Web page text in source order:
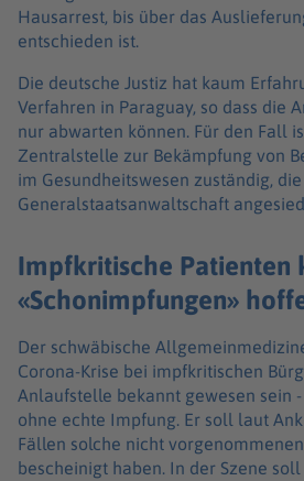
Hausarrest, bis über das
entschieden ist.
Die deutsche Justiz hat kaum
Verfahren in Paraguay, so dass die
nur abwarten können. Für den Fall
Zentralstelle zur Bekämpfung von
im Gesundheitswesen zuständig,
Generalstaatsanwaltschaft
Impfkritische Patienten
«Schonimpfungen»
Der schwäbische
Corona-Krise bei impfkritischen
Anlaufstelle bekannt gewesen sein
ohne echte Impfung. Er soll laut
Fällen solche nicht
bescheinigt haben. In der Szene